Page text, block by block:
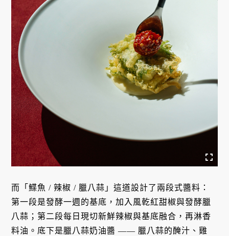
而「鰈魚 / 辣椒 / 臘八蒜」這道設計了兩段式醬料：
第一段是發酵一週的基底，加入風乾紅甜椒與發酵臘
八蒜；第二段每日現切新鮮辣椒與基底融合，再淋香
料油。底下是臘八蒜奶油醬 —— 臘八蒜的醃汁、雞